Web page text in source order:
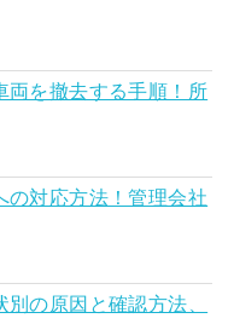
両を撤去する手順！所
対応方法！管理会社
の原因と確認方法、